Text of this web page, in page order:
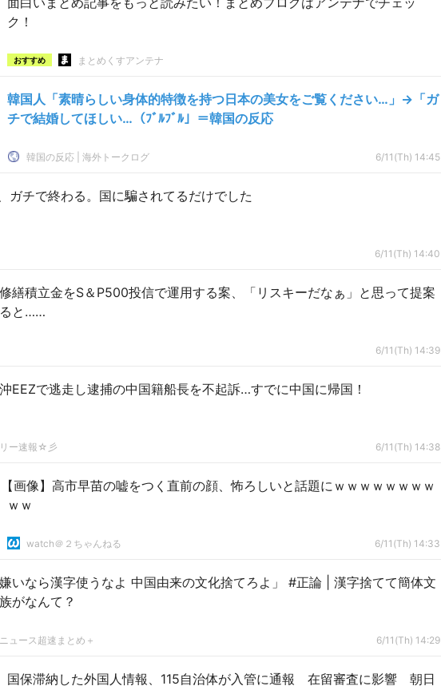
ク！
おすすめ まとめくすアンテナ
韓国人「素晴らしい身体的特徴を持つ日本の美女をご覧ください…」→「ガ
チで結婚してほしい…（ﾌﾞﾙﾌﾞﾙ」＝韓国の反応
韓国の反応 | 海外トークログ 6/11(Th) 14:45
ガチで終わる。国に騙されてるだけでした
6/11(Th) 14:40
繕積立金をS＆P500投信で運用する案、「リスキーだなぁ」と思って提案
と……
6/11(Th) 14:39
EEZで逃走し逮捕の中国籍船長を不起訴…すでに中国に帰国！
ー速報☆彡 6/11(Th) 14:38
【画像】高市早苗の嘘をつく直前の顔、怖ろしいと話題にｗｗｗｗｗｗｗｗ
ｗｗ
watch＠２ちゃんねる 6/11(Th) 14:33
漢字使うなよ 中国由来の文化捨てろよ」 #正論 | 漢字捨てて簡体文
がなんて？
ュース超速まとめ＋ 6/11(Th) 14:29
国保滞納した外国人情報、115自治体が入管に通報 在留審査に影響 朝日